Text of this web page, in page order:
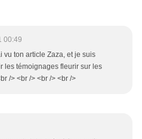
00:49
vu ton article Zaza, et je suis
les témoignages fleurir sur les
/> <br /> <br /> <br />